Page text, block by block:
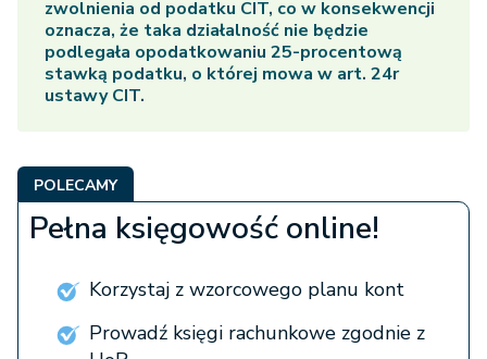
zwolnienia od podatku CIT, co w konsekwencji
oznacza, że taka działalność nie będzie
podlegała opodatkowaniu 25-procentową
stawką podatku, o której mowa w art. 24r
ustawy CIT.
POLECAMY
Pełna księgowość online!
Korzystaj z wzorcowego planu kont
Prowadź księgi rachunkowe zgodnie z